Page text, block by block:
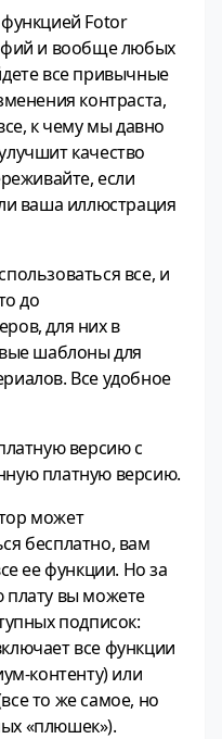
Fotor
и вообще любых
все привычные
контраста,
к чему мы давно
качество
если
ваша иллюстрация
все, и
до
для них в
шаблоны для
Все удобное
версию с
платную версию.
может
бесплатно, вам
ее функции. Но за
плату вы можете
подписок:
все функции
контенту) или
то же самое, но
«плюшек»).